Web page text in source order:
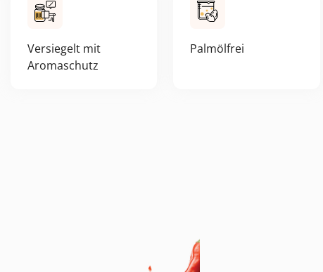
Versiegelt mit
Aromaschutz
Palmölfrei